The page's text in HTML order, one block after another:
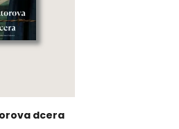
dcera